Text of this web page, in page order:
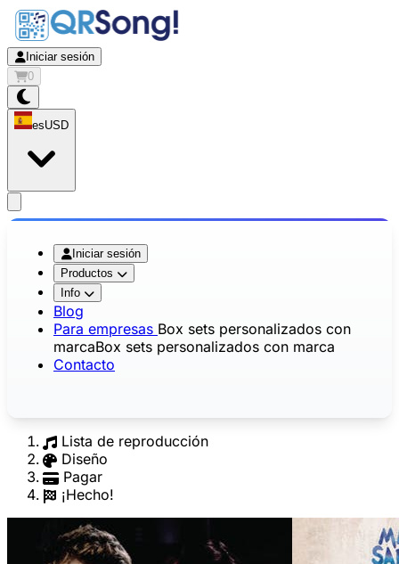
Iniciar sesión
0
esUSD
Iniciar sesión
Productos
Info
Blog
Para empresas Box sets personalizados con
marcaBox sets personalizados con marca
Contacto
Lista de reproducción
Diseño
Pagar
¡Hecho!